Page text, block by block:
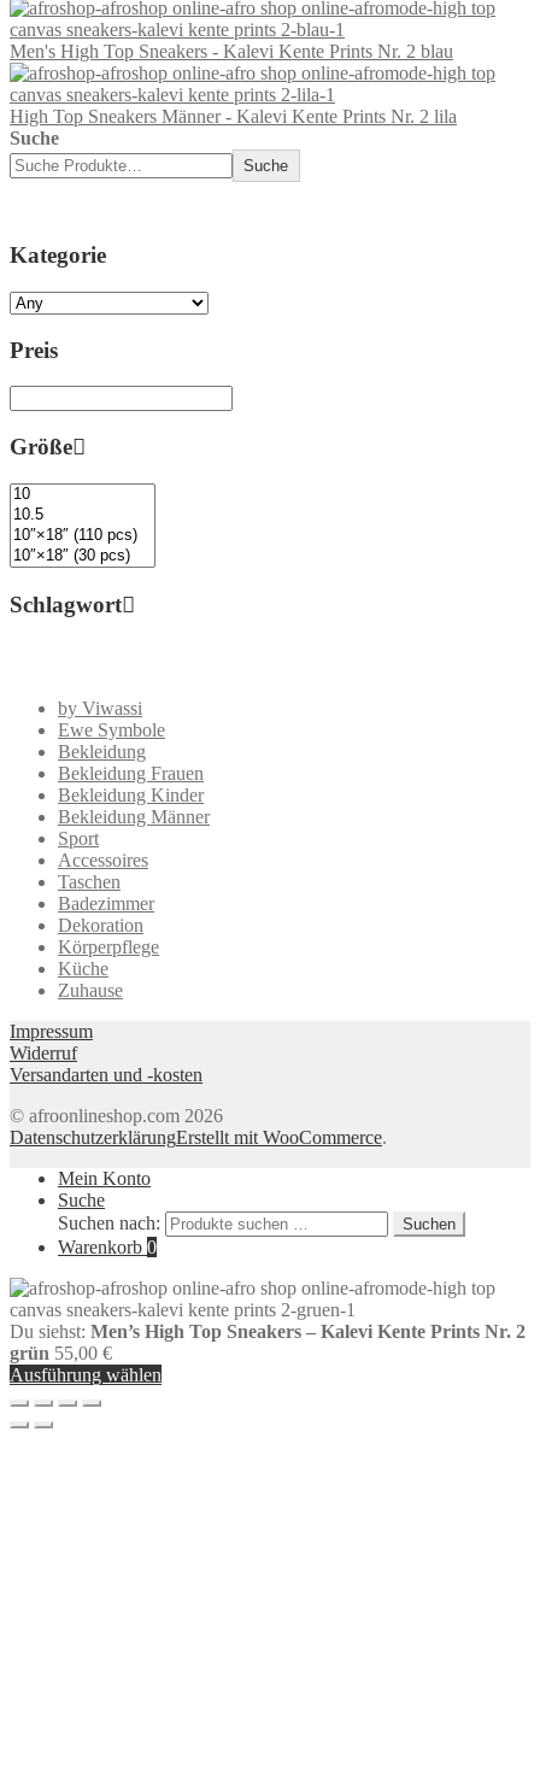
Men's High Top Sneakers - Kalevi Kente Prints Nr. 2 blau
High Top Sneakers Männer - Kalevi Kente Prints Nr. 2 lila
Suche
Suche
Kategorie
Preis
Größe
Schlagwort
by Viwassi
Ewe Symbole
Bekleidung
Bekleidung Frauen
Bekleidung Kinder
Bekleidung Männer
Sport
Accessoires
Taschen
Badezimmer
Dekoration
Körperpflege
Küche
Zuhause
Impressum
Widerruf
Versandarten und -kosten
© afroonlineshop.com 2026
DatenschutzerklärungErstellt mit WooCommerce.
Mein Konto
Suche
Suchen nach:
Suchen
Warenkorb 0
Du siehst: Men’s High Top Sneakers – Kalevi Kente Prints Nr. 2
grün 55,00 €
Ausführung wählen